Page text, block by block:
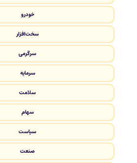
خودرو
سخت‌افزار
سرگرمی
سرمایه
سلامت
سهام
سیاست
صنعت